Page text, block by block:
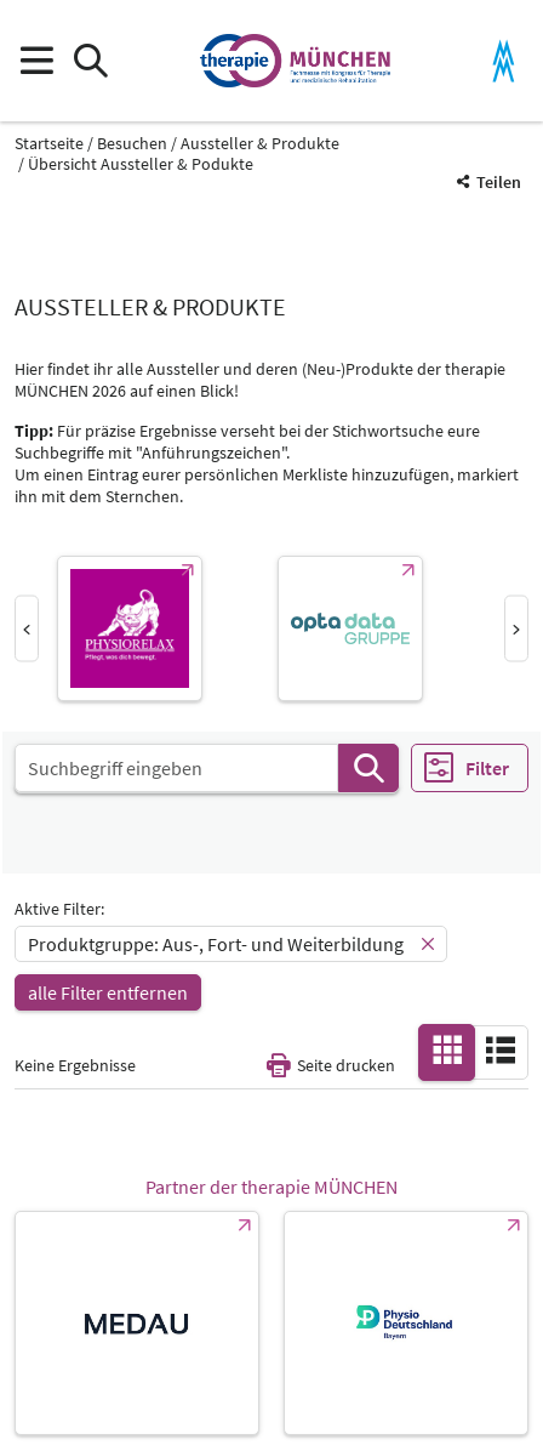
Startseite Besuchen
Aussteller & Produkte
Übersicht Aussteller & Podukte
Teilen
AUSSTELLER & PRODUKTE
Hier findet ihr alle Aussteller und deren (Neu-)Produkte der therapie
MÜNCHEN 2026 auf einen Blick!
Tipp: Für präzise Ergebnisse verseht bei der Stichwortsuche eure
Suchbegriffe mit "Anführungszeichen".
Um einen Eintrag eurer persönlichen Merkliste hinzuzufügen, markiert
ihn mit dem Sternchen.
Filter
Produktgruppe
Aus-, Fort- und Weiterbildung
Aus-, Fort- und Weiterbildung
Select Input
Katalog
-
Alle
Aktive Filter:
Produktgruppe: Aus-, Fort- und Weiterbildung
alle Filter entfernen
Keine Ergebnisse Seite drucken
Partner der therapie MÜNCHEN